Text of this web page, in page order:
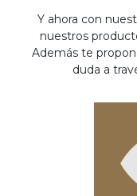
Y ahora con
nuestros
Además te
duda a